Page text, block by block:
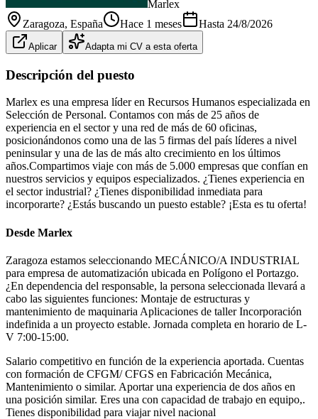
Marlex
Zaragoza, España Hace 1 meses Hasta 24/8/2026
Aplicar Adapta mi CV a esta oferta
Descripción del puesto
Marlex es una empresa líder en Recursos Humanos especializada en
Selección de Personal. Contamos con más de 25 años de
experiencia en el sector y una red de más de 60 oficinas,
posicionándonos como una de las 5 firmas del país líderes a nivel
peninsular y una de las de más alto crecimiento en los últimos
años.Compartimos viaje con más de 5.000 empresas que confían en
nuestros servicios y equipos especializados. ¿Tienes experiencia en
el sector industrial? ¿Tienes disponibilidad inmediata para
incorporarte? ¿Estás buscando un puesto estable? ¡Esta es tu oferta!
Desde Marlex
Zaragoza estamos seleccionando MECÁNICO/A INDUSTRIAL
para empresa de automatización ubicada en Polígono el Portazgo.
¿En dependencia del responsable, la persona seleccionada llevará a
cabo las siguientes funciones: Montaje de estructuras y
mantenimiento de maquinaria Aplicaciones de taller Incorporación
indefinida a un proyecto estable. Jornada completa en horario de L-
V 7:00-15:00.
Salario competitivo en función de la experiencia aportada. Cuentas
con formación de CFGM/ CFGS en Fabricación Mecánica,
Mantenimiento o similar. Aportar una experiencia de dos años en
una posición similar. Eres una con capacidad de trabajo en equipo,.
Tienes disponibilidad para viajar nivel nacional